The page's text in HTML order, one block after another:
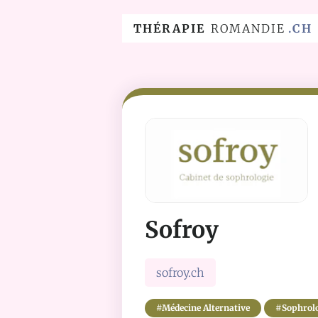
THÉRAPIE ROMANDIE .CH
Sofroy
sofroy.ch
#Médecine Alternative #